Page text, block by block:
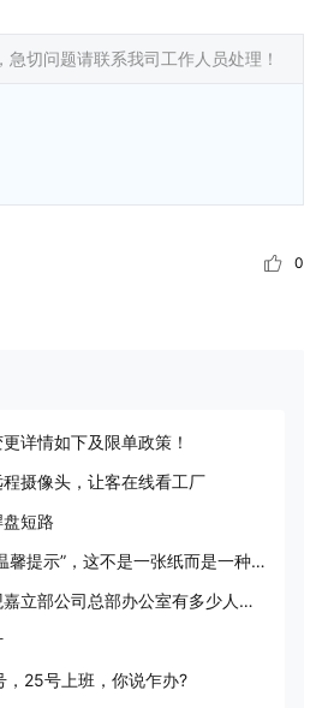
切问题请联系我司工作人员处理！
0
详情如下及限单政策！
摄像头，让客在线看工厂
短路
对于无铅喷锡板包装增加一张“温馨提示”，这不是一张纸而是一种对待事情的态度！
嘉立创开通抖音号：一起来围观嘉立部公司总部办公室有多少人在办公：)
25号上班，你说乍办?